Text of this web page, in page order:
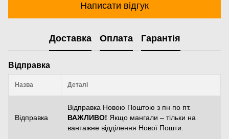
Написати відгук
Доставка Оплата Гарантія
Відправка
Назва Деталі
Відправка
Відправка Новою Поштою з пн по пт.
ВАЖЛИВО! Якщо мангали – тільки на
вантажне відділення Нової Пошти.